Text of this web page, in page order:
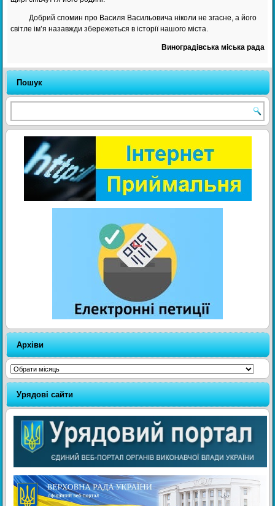
Добрий спомин про Василя Васильовича ніколи не згасне, а його
світле ім’я назавжди збережеться в історії нашого міста.
Виноградівська міська рада
Пошук
Архіви
Архіви
Урядові сайти